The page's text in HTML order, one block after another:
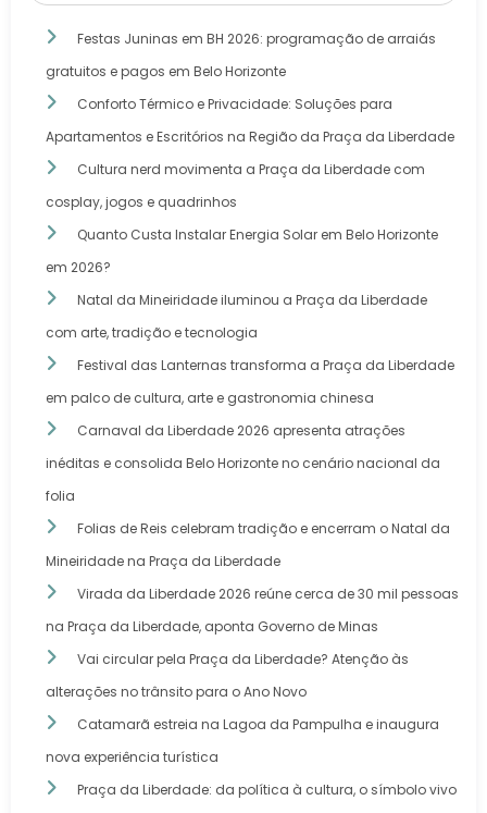
Festas Juninas em BH 2026: programação de arraiás
gratuitos e pagos em Belo Horizonte
Conforto Térmico e Privacidade: Soluções para
Apartamentos e Escritórios na Região da Praça da Liberdade
Cultura nerd movimenta a Praça da Liberdade com
cosplay, jogos e quadrinhos
Quanto Custa Instalar Energia Solar em Belo Horizonte
em 2026?
Natal da Mineiridade iluminou a Praça da Liberdade
com arte, tradição e tecnologia
Festival das Lanternas transforma a Praça da Liberdade
em palco de cultura, arte e gastronomia chinesa
Carnaval da Liberdade 2026 apresenta atrações
inéditas e consolida Belo Horizonte no cenário nacional da
folia
Folias de Reis celebram tradição e encerram o Natal da
Mineiridade na Praça da Liberdade
Virada da Liberdade 2026 reúne cerca de 30 mil pessoas
na Praça da Liberdade, aponta Governo de Minas
Vai circular pela Praça da Liberdade? Atenção às
alterações no trânsito para o Ano Novo
Catamarã estreia na Lagoa da Pampulha e inaugura
nova experiência turística
Praça da Liberdade: da política à cultura, o símbolo vivo